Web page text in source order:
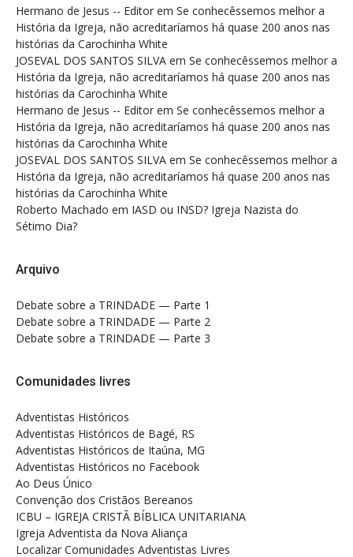
Hermano de Jesus -- Editor em Se conhecêssemos melhor a
História da Igreja, não acreditaríamos há quase 200 anos nas
histórias da Carochinha White
JOSEVAL DOS SANTOS SILVA em Se conhecêssemos melhor a
História da Igreja, não acreditaríamos há quase 200 anos nas
histórias da Carochinha White
Hermano de Jesus -- Editor em Se conhecêssemos melhor a
História da Igreja, não acreditaríamos há quase 200 anos nas
histórias da Carochinha White
JOSEVAL DOS SANTOS SILVA em Se conhecêssemos melhor a
História da Igreja, não acreditaríamos há quase 200 anos nas
histórias da Carochinha White
Roberto Machado em IASD ou INSD? Igreja Nazista do
Sétimo Dia?
Arquivo
Debate sobre a TRINDADE — Parte 1
Debate sobre a TRINDADE — Parte 2
Debate sobre a TRINDADE — Parte 3
Comunidades livres
Adventistas Históricos
Adventistas Históricos de Bagé, RS
Adventistas Históricos de Itaúna, MG
Adventistas Históricos no Facebook
Ao Deus Único
Convenção dos Cristãos Bereanos
ICBU – IGREJA CRISTÃ BÍBLICA UNITARIANA
Igreja Adventista da Nova Aliança
Localizar Comunidades Adventistas Livres